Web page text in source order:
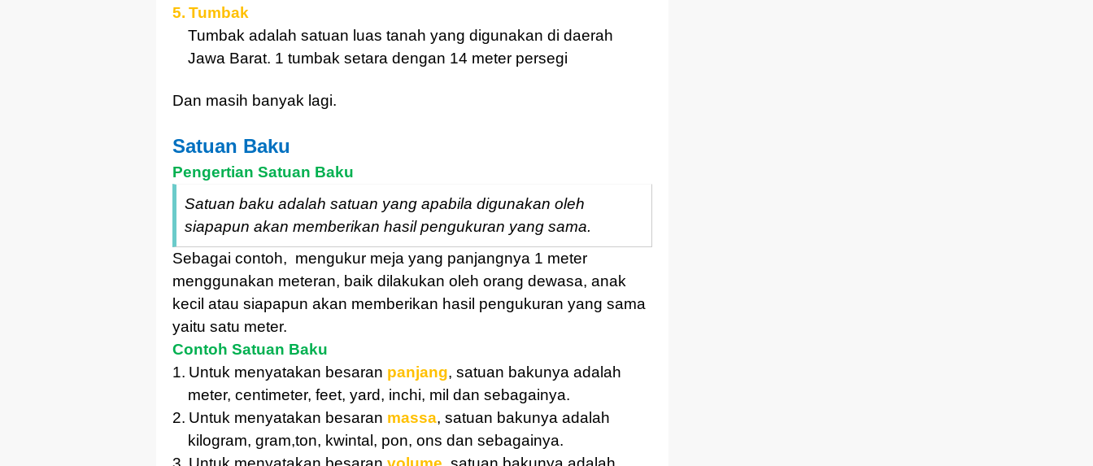
5. Tumbak
Tumbak adalah satuan luas tanah yang digunakan di daerah
Jawa Barat. 1 tumbak setara dengan 14 meter persegi
Dan masih banyak lagi.
Satuan Baku
Pengertian Satuan Baku
Satuan baku adalah satuan yang apabila digunakan oleh
siapapun akan memberikan hasil pengukuran yang sama.
Sebagai contoh, mengukur meja yang panjangnya 1 meter
menggunakan meteran, baik dilakukan oleh orang dewasa, anak
kecil atau siapapun akan memberikan hasil pengukuran yang sama
yaitu satu meter.
Contoh Satuan Baku
1. Untuk menyatakan besaran panjang, satuan bakunya adalah
meter, centimeter, feet, yard, inchi, mil dan sebagainya.
2. Untuk menyatakan besaran massa, satuan bakunya adalah
kilogram, gram,ton, kwintal, pon, ons dan sebagainya.